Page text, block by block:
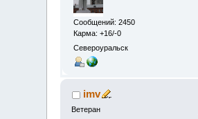
Сообщений: 2450
Карма: +16/-0
Североуральск
imv
Ветеран